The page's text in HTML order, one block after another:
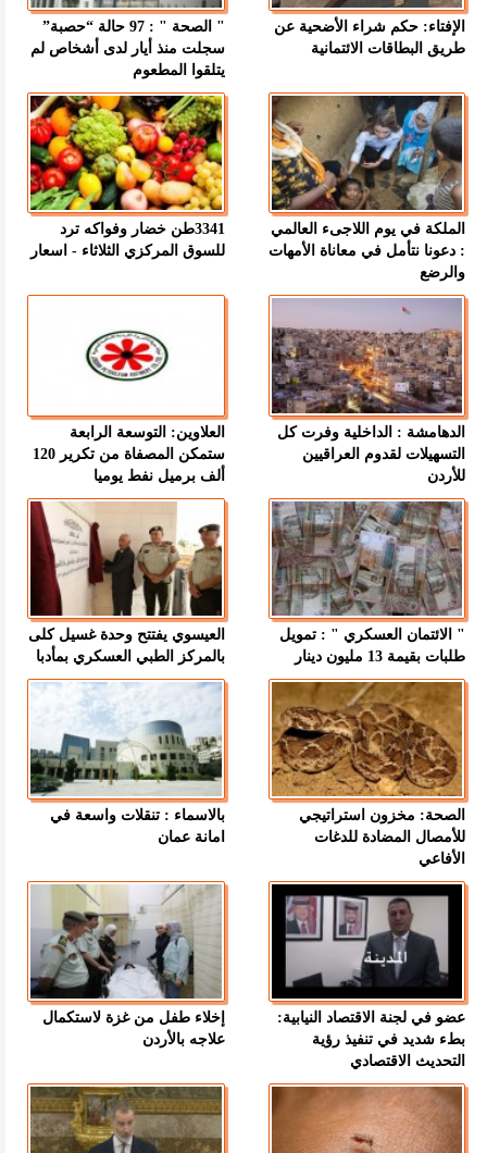
الإفتاء: حكم شراء الأضحية عن
طريق البطاقات الائتمانية
" الصحة " : 97 حالة “حصبة”
سجلت منذ أيار لدى أشخاص لم
يتلقوا المطعوم
الملكة في يوم اللاجىء العالمي
: دعونا نتأمل في معاناة الأمهات
والرضع
3341طن خضار وفواكه ترد
للسوق المركزي الثلاثاء - اسعار
الدهامشة : الداخلية وفرت كل
التسهيلات لقدوم العراقيين
للأردن
العلاوين: التوسعة الرابعة
ستمكن المصفاة من تكرير 120
ألف برميل نفط يوميا
" الائتمان العسكري " : تمويل
طلبات بقيمة 13 مليون دينار
العيسوي يفتتح وحدة غسيل كلى
بالمركز الطبي العسكري بمأدبا
الصحة: مخزون استراتيجي
للأمصال المضادة للدغات
الأفاعي
بالاسماء : تنقلات واسعة في
امانة عمان
عضو في لجنة الاقتصاد النيابية:
بطء شديد في تنفيذ رؤية
التحديث الاقتصادي
إخلاء طفل من غزة لاستكمال
علاجه بالأردن